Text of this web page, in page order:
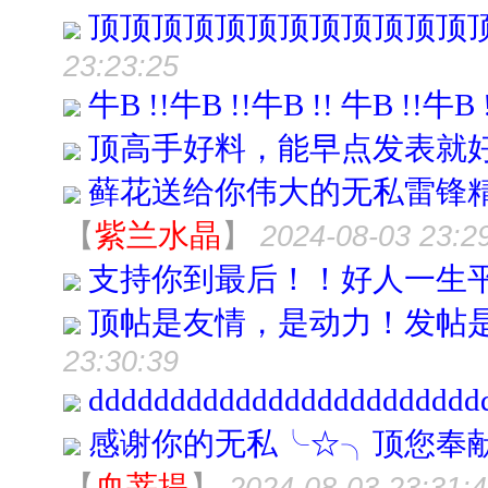
顶顶顶顶顶顶顶顶顶顶顶顶
23:23:25
牛B !!牛B !!牛B !! 牛B !!牛B
顶高手好料，能早点发表就
藓花送给你伟大的无私雷锋
【紫兰水晶 】 2024-08-03
支持你到最后！！好人一生
顶帖是友情，是动力！发帖
23:30:39
感谢你的无私╰☆╮顶您